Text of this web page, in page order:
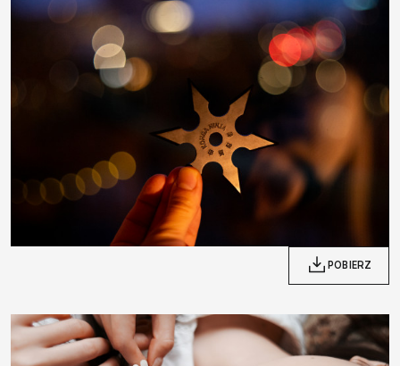
POBIERZ